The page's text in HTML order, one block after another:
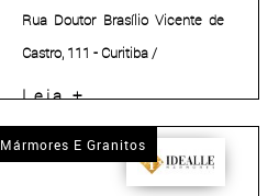
Rua Doutor Brasílio Vicente de
Castro, 111 - Curitiba /
Há 26 anos, o engenheiro civil
uma visão em realidade:
unir sustentabilidade, tecnologia
Leia +
Mármores E Granitos